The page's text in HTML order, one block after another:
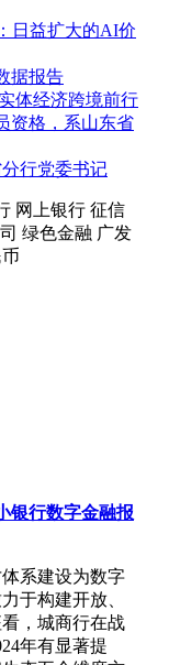
日益扩大的AI价
据报告
体经济跨境前行
资格，系山东省
行党委书记
网上银行 征信
绿色金融 广发
银行数字金融报
系建设为数字
于构建开放、
，城商行在战
年有显著提